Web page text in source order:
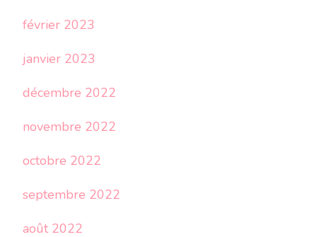
février 2023
janvier 2023
décembre 2022
novembre 2022
octobre 2022
septembre 2022
août 2022